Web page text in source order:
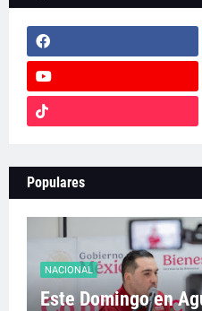
Populares
NACIONAL
Este Domingo en